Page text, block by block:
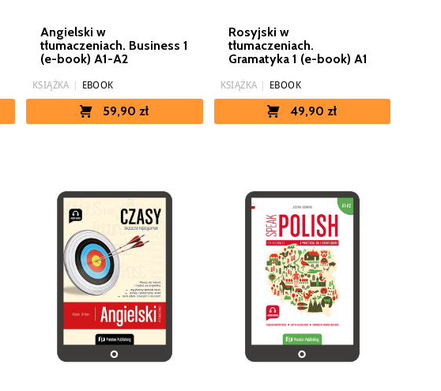
Angielski w
tłumaczeniach. Business 1
(e-book) A1-A2
KSIĄŻKA | EBOOK
59,90 zł
Rosyjski w
tłumaczeniach.
Gramatyka 1 (e-book) A1
KSIĄŻKA | EBOOK
49,90 zł